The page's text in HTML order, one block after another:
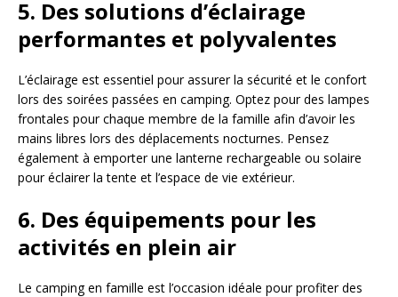
5. Des solutions d’éclairage
performantes et polyvalentes
L’éclairage est essentiel pour assurer la sécurité et le confort
lors des soirées passées en camping. Optez pour des lampes
frontales pour chaque membre de la famille afin d’avoir les
mains libres lors des déplacements nocturnes. Pensez
également à emporter une lanterne rechargeable ou solaire
pour éclairer la tente et l’espace de vie extérieur.
6. Des équipements pour les
activités en plein air
Le camping en famille est l’occasion idéale pour profiter des